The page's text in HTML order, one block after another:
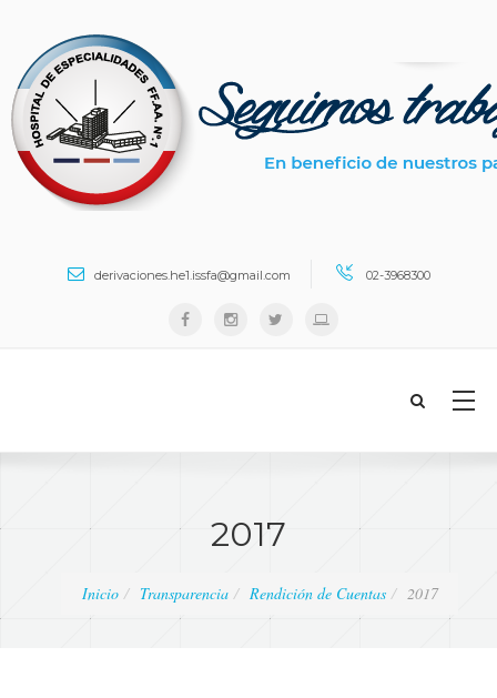
derivaciones.he1.issfa@gmail.com 02-3968300
2017
Inicio Transparencia Rendición de Cuentas 2017